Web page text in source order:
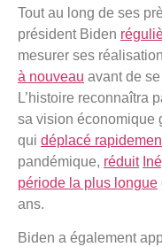
Tout au long de ses
président Biden
mesurer ses
à nouveau avant de
L’histoire reconnaîtra
sa vision économique
qui déplacé
pandémique, réduit
période la plus longue
ans.
Biden a également